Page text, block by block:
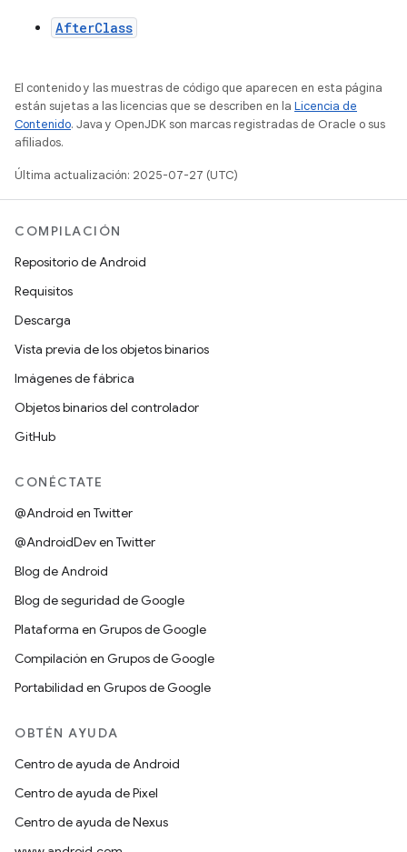
AfterClass
El contenido y las muestras de código que aparecen en esta página
están sujetas a las licencias que se describen en la Licencia de
Contenido. Java y OpenJDK son marcas registradas de Oracle o sus
afiliados.
Última actualización: 2025-07-27 (UTC)
COMPILACIÓN
Repositorio de Android
Requisitos
Descarga
Vista previa de los objetos binarios
Imágenes de fábrica
Objetos binarios del controlador
GitHub
CONÉCTATE
@Android en Twitter
@AndroidDev en Twitter
Blog de Android
Blog de seguridad de Google
Plataforma en Grupos de Google
Compilación en Grupos de Google
Portabilidad en Grupos de Google
OBTÉN AYUDA
Centro de ayuda de Android
Centro de ayuda de Pixel
Centro de ayuda de Nexus